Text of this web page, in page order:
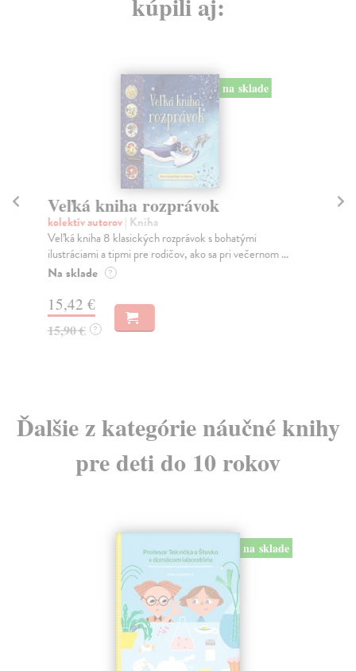
na sklade
Veľká kniha rozprávok
kolektív autorov| Kniha
Veľká kniha 8 klasických rozprávok s bohatými
ilustráciami a tipmi pre rodičov, ako sa pri večernom ...
Na sklade ?
15,42 €
15,90 € ?
Ďalšie z kategórie náučné knihy
pre deti do 10 rokov
na sklade